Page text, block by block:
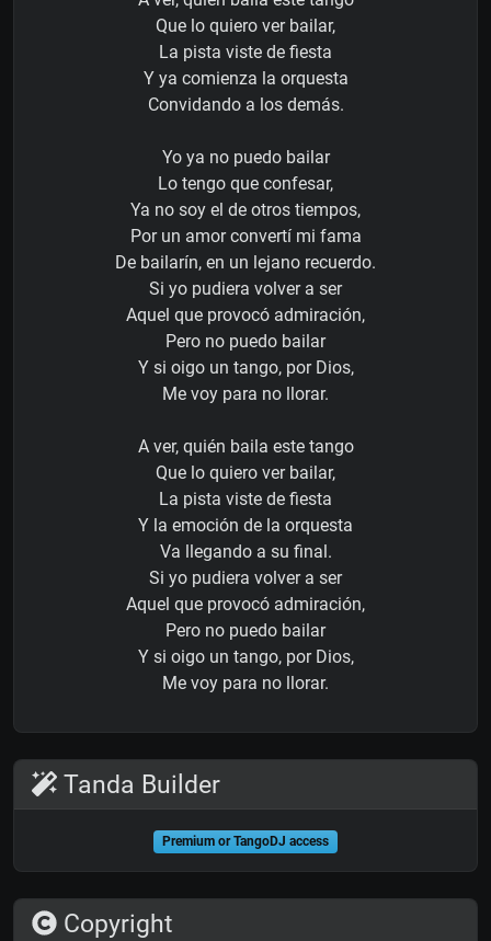
Que lo quiero ver bailar,
La pista viste de fiesta
Y ya comienza la orquesta
Convidando a los demás.
Yo ya no puedo bailar
Lo tengo que confesar,
Ya no soy el de otros tiempos,
Por un amor convertí­ mi fama
De bailarín, en un lejano recuerdo.
Si yo pudiera volver a ser
Aquel que provocó admiración,
Pero no puedo bailar
Y si oigo un tango, por Dios,
Me voy para no llorar.
A ver, quién baila este tango
Que lo quiero ver bailar,
La pista viste de fiesta
Y la emoción de la orquesta
Va llegando a su final.
Si yo pudiera volver a ser
Aquel que provocó admiración,
Pero no puedo bailar
Y si oigo un tango, por Dios,
Me voy para no llorar.
Tanda Builder
Premium or TangoDJ access
Copyright